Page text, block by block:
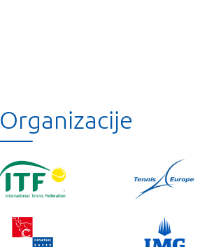
Organizacije